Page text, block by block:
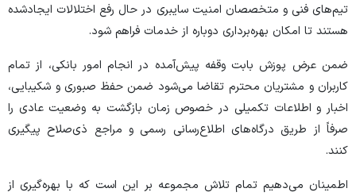
تیم‌های فنی و متخصصان امنیت سایبری در حال رفع اختلالات ایجادشده
هستند تا امکان بهره‌برداری دوباره از خدمات فراهم شود.
ضمن عرض پوزش بابت وقفه پیش‌آمده در انجام امور بانکی، از تمام
کاربران و مشتریان محترم تقاضا می‌شود ضمن حفظ صبوری و شکیبایی،
اخبار و اطلاعات تکمیلی در خصوص زمان بازگشت به وضعیت عادی را
صرفاً از طریق درگاه‌های اطلاع‌رسانی رسمی و مراجع ذی‌صلاح پیگیری
کنند.
اطمینان می‌دهیم تمام تلاش مجموعه بر این است که با بهره‌گیری از